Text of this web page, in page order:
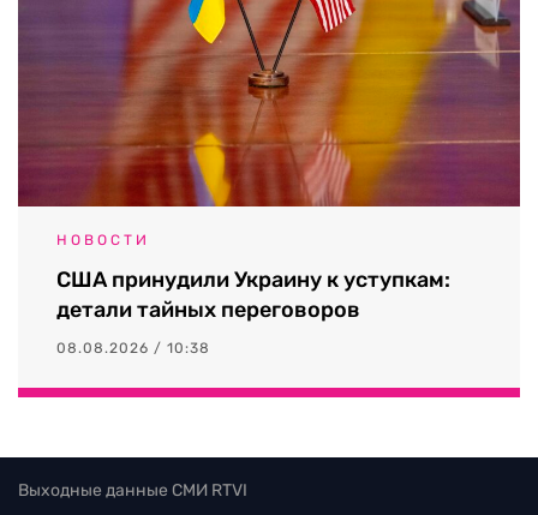
НОВОСТИ
США принудили Украину к уступкам:
детали тайных переговоров
08.08.2026 / 10:38
Выходные данные СМИ RTVI